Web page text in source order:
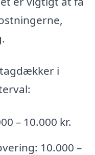
i
– 10.000 kr.
10.000 –